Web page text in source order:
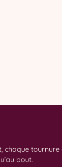
chaque tournure
bout.